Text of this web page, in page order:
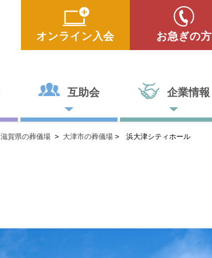
オンライン入会 お急ぎの方
互助会 企業情報
滋賀県の葬儀場 > 大津市の葬儀場 > 浜大津シティホール